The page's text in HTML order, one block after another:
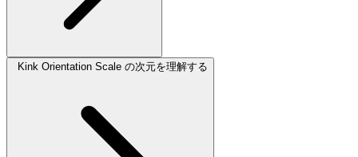
Kink Orientation Scale の次元を理解する